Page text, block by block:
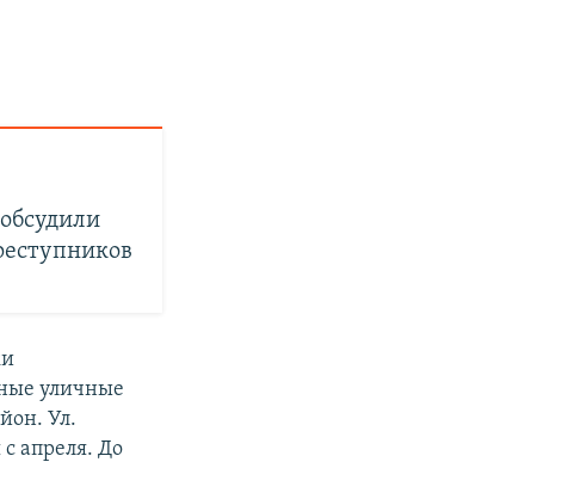
уличные
Ул.
апреля. До